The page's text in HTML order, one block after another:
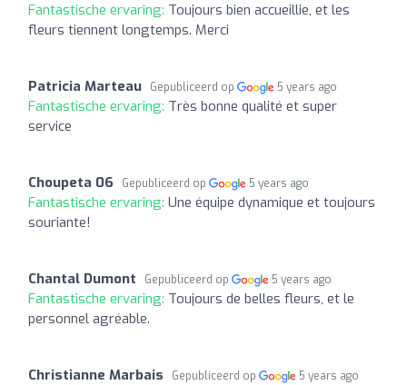
Fantastische ervaring: Toujours bien accueillie, et les
fleurs tiennent longtemps. Merci
Patricia Marteau Gepubliceerd op 5 years ago
Fantastische ervaring: Très bonne qualité et super
service
Choupeta 06 Gepubliceerd op 5 years ago
Fantastische ervaring: Une équipe dynamique et toujours
souriante!
Chantal Dumont Gepubliceerd op 5 years ago
Fantastische ervaring: Toujours de belles fleurs, et le
personnel agréable.
Christianne Marbais Gepubliceerd op 5 years ago